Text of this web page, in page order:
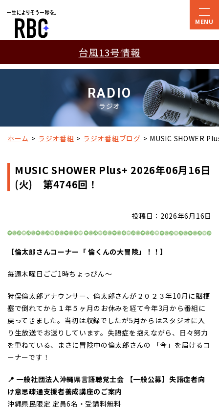
台風13号情報
RADIO
ラジオ
ホーム ラジオ番組 ラジオ番組ブログ MUSIC SHOWER
MUSIC SHOWER Plus+ 2026年06月16日
(火) 第4746回！
投稿日：2026年6月16日
【倫太郎さんコーナー「 倫くんの大冒険」！！】
毎週木曜日ごご1時ちょっぴん～
狩俣倫太郎アナウンサー、倫太郎さんが２０２３年10月に脳梗
塞で倒れてから１年５ヶ月のお休みを経て今年3月から番組に
戻ってきました。当初は収録でしたが5月からはスタジオに入
り生放送でお送りしています。失語症を抱えながら、日々努力
を重ねている、まさに冒険中の倫太郎さんの 「今」を届けるコ
ーナーです！
📍 一般社団法人沖縄県言語聴覚士会 【一般公募】失語症者向
け意思疎通支援者養成講座のご案内
沖縄県民限定 定員6名・受講料無料